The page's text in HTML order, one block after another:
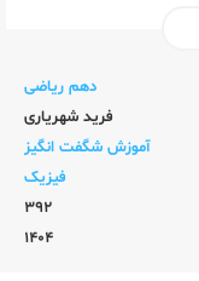
دهم ریاضی
فرید شهریاری
آموزش شگفت انگیز
فیزیک
392
1404